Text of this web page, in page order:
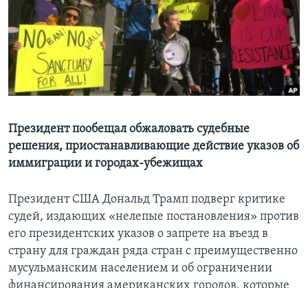
Learning English
СОЦИАЛЬНЫЕ СЕТИ
Языки
Президент пообещал обжаловать судебные
решения, приостанавливающие действие указов об
иммиграции и городах-убежищах
Президент США Дональд Трамп подверг критике
судей, издающих «нелепые постановления» против
его президентских указов о запрете на въезд в
страну для граждан ряда стран с преимущественно
мусульманским населением и об ограничении